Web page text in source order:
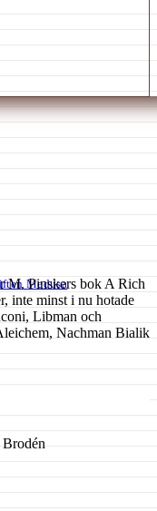
Medusa
M. Pinskers bok A Rich
inte minst i nu hotade
Libman och
Nachman Bialik
Brodén